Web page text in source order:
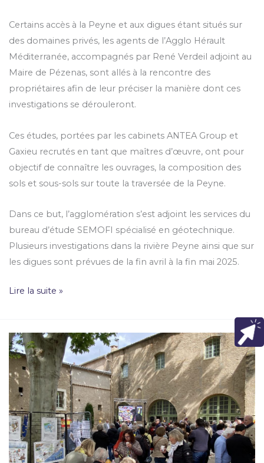
Certains accès à la Peyne et aux digues étant situés sur
des domaines privés, les agents de l’Agglo Hérault
Méditerranée, accompagnés par René Verdeil adjoint au
Maire de Pézenas, sont allés à la rencontre des
propriétaires afin de leur préciser la manière dont ces
investigations se dérouleront.
Ces études, portées par les cabinets ANTEA Group et
Gaxieu recrutés en tant que maîtres d’œuvre, ont pour
objectif de connaître les ouvrages, la composition des
sols et sous-sols sur toute la traversée de la Peyne.
Dans ce but, l’agglomération s’est adjoint les services du
bureau d’étude SEMOFI spécialisé en géotechnique.
Plusieurs investigations dans la rivière Peyne ainsi que sur
les digues sont prévues de la fin avril à la fin mai 2025.
Lire la suite »
Pézenas
célèbre
l’Europe
au
travers
du
goût